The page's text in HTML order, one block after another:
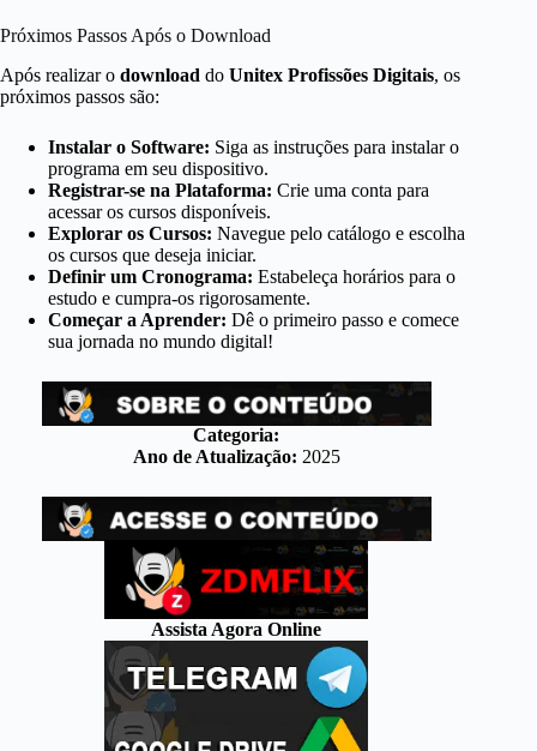
Próximos Passos Após o Download
Após realizar o download do Unitex Profissões Digitais, os
próximos passos são:
Instalar o Software: Siga as instruções para instalar o
programa em seu dispositivo.
Registrar-se na Plataforma: Crie uma conta para
acessar os cursos disponíveis.
Explorar os Cursos: Navegue pelo catálogo e escolha
os cursos que deseja iniciar.
Definir um Cronograma: Estabeleça horários para o
estudo e cumpra-os rigorosamente.
Começar a Aprender: Dê o primeiro passo e comece
sua jornada no mundo digital!
Categoria:
Ano de Atualização: 2025
Assista Agora Online